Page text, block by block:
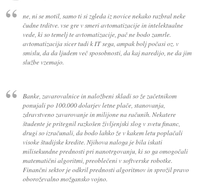
ne, ni se motil, samo ti si zgleda iz novice nekako razbral neke
čudne trditve. vse gre v smeri avtomatizacije in intelektualne
vede, ki so temelj te avtomatizacije, pač ne bodo zamrle.
avtomatizacija sicer tudi k IT sega, ampak bolj počasi oz. v
smislu, da da ljudem več sposobnosti, da kaj naredijo, ne da jim
službe vzemajo.
Banke, zavarovalnice in naložbeni skladi so že začetnikom
ponujali po 100.000 dolarjev letne plače, stanovanja,
zdravstveno zavarovanje in milijone na računih. Nekatere
študente je pritegnil razkošen življenjski slog v svetu financ,
drugi so izračunali, da bodo lahko že v kakem letu poplačali
visoke študijske kredite. Njihova naloga je bila iskati
milisekundne prednosti pri nanotrgovanju, ki so ga omogočali
matematični algoritmi, preoblečeni v softverske robotke.
Finančni sektor je odkril prednosti algoritmov in sprožil pravo
oboroževalno možgansko vojno.